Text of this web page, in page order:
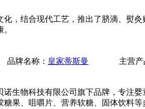
化，结合现代工艺，推出了脐滴、熨
品牌名称： 皇家蒂斯曼 主营
诺生物科技有限公司旗下品牌，专注
糖果、咀嚼片、营养软糖、固体饮料